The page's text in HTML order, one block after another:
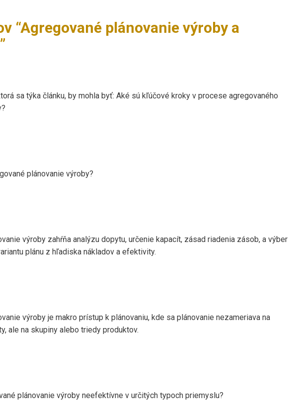
“Agregované plánovanie výroby a
”
sa týka článku, by mohla byť: Aké sú kľúčové kroky v procese agregovaného
plánovanie výroby?
výroby zahŕňa analýzu dopytu, určenie kapacít, zásad riadenia zásob, a výber
plánu z hľadiska nákladov a efektivity.
výroby je makro prístup k plánovaniu, kde sa plánovanie nezameriava na
ale na skupiny alebo triedy produktov.
plánovanie výroby neefektívne v určitých typoch priemyslu?